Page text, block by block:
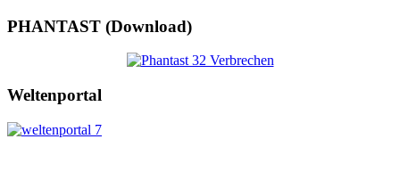
PHANTAST (Download)
Weltenportal